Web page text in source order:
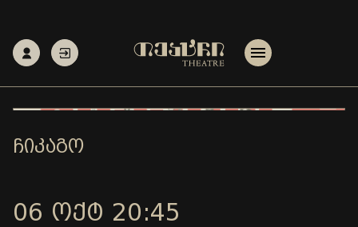
ᲩᲘᲙᲐᲒᲝ
06 ᲝᲥᲢ 20:45